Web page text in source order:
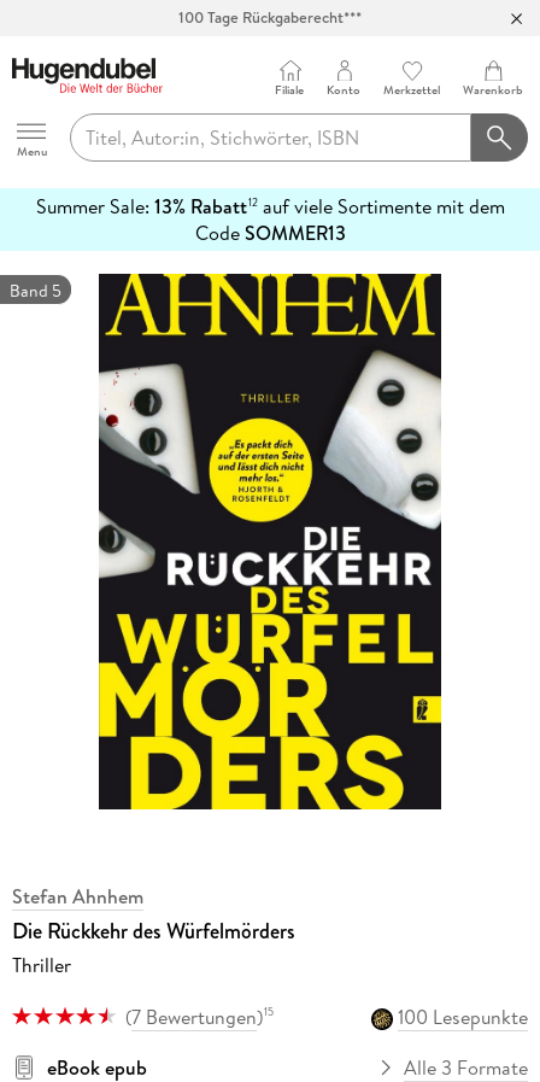
100 Tage Rückgaberecht***
Hugendubel
Menu
Filiale Konto Merkzettel Warenkorb
Summer Sale: 13% Rabatt12auf viele Sortimente mit dem
CodeSOMMER13
erfahren
Band 5
Stefan Ahnhem
Die Rückkehr des Würfelmörders
Thriller
(7 Bewertungen)15
100 Lesepunkte
eBook epub
Alle 3 Formate